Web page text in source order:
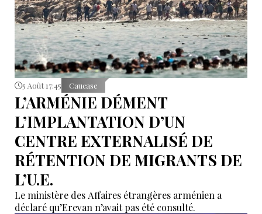
5 Août 17:45 Caucase
L’ARMÉNIE DÉMENT
L’IMPLANTATION D’UN
CENTRE EXTERNALISÉ DE
RÉTENTION DE MIGRANTS DE
L’U.E.
Le ministère des Affaires étrangères arménien a
déclaré qu’Erevan n’avait pas été consulté.